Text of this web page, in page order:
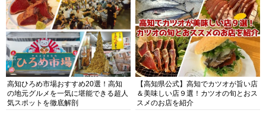
高知ひろめ市場おすすめ20選！高知
の地元グルメを一気に堪能できる超人
気スポットを徹底解剖
【高知県公式】高知でカツオが旨い店
＆美味しい店９選！カツオの旬とおス
スメのお店を紹介